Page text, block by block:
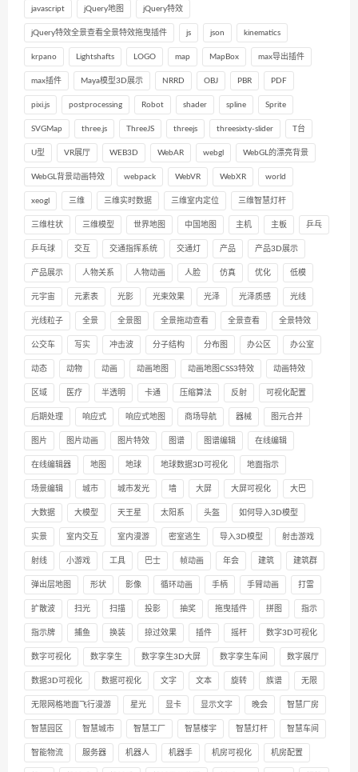
javascript jQuery地图 jQuery特效
jQuery特效全景查看全景特效拖曳插件 js json kinematics
krpano Lightshafts LOGO map MapBox max导出插件
max插件 Maya模型3D展示 NRRD OBJ PBR PDF
pixi.js postprocessing Robot shader spline Sprite
SVGMap three.js ThreeJS threejs threesixty-slider T台
U型 VR展厅 WEB3D WebAR webgl WebGL的漂亮背景
WebGL背景动画特效 webpack WebVR WebXR world
xeogl 三维 三维实时数据 三维室内定位 三维智慧灯杆
三维柱状 三维模型 世界地图 中国地图 主机 主板 乒乓
乒乓球 交互 交通指挥系统 交通灯 产品 产品3D展示
产品展示 人物关系 人物动画 人脸 仿真 优化 低模
元宇宙 元素表 光影 光束效果 光泽 光泽质感 光线
光线粒子 全景 全景图 全景拖动查看 全景查看 全景特效
公交车 写实 冲击波 分子结构 分布图 办公区 办公室
动态 动物 动画 动画地图 动画地图CSS3特效 动画特效
区域 医疗 半透明 卡通 压缩算法 反射 可视化配置
后期处理 响应式 响应式地图 商场导航 器械 图元合并
图片 图片动画 图片特效 图谱 图谱编辑 在线编辑
在线编辑器 地图 地球 地球数据3D可视化 地面指示
场景编辑 城市 城市发光 墙 大屏 大屏可视化 大巴
大数据 大模型 天王星 太阳系 头盔 如何导入3D模型
实景 室内交互 室内漫游 密室逃生 导入3D模型 射击游戏
射线 小游戏 工具 巴士 帧动画 年会 建筑 建筑群
弹出层地图 形状 影像 循环动画 手柄 手臂动画 打雷
扩散波 扫光 扫描 投影 抽奖 拖曳插件 拼图 指示
指示牌 捕鱼 换装 掠过效果 插件 摇杆 数字3D可视化
数字可视化 数字孪生 数字孪生3D大屏 数字孪生车间 数字展厅
数据3D可视化 数据可视化 文字 文本 旋转 族谱 无限
无限网格地面飞行漫游 星光 显卡 显示文字 晚会 智慧厂房
智慧园区 智慧城市 智慧工厂 智慧楼宇 智慧灯杆 智慧车间
智能物流 服务器 机器人 机器手 机房可视化 机房配置